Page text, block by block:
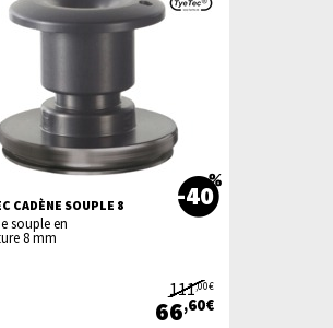
CADÈNE SOUPLE 8 -40
souple en
8 mm
111,00€
66,60€